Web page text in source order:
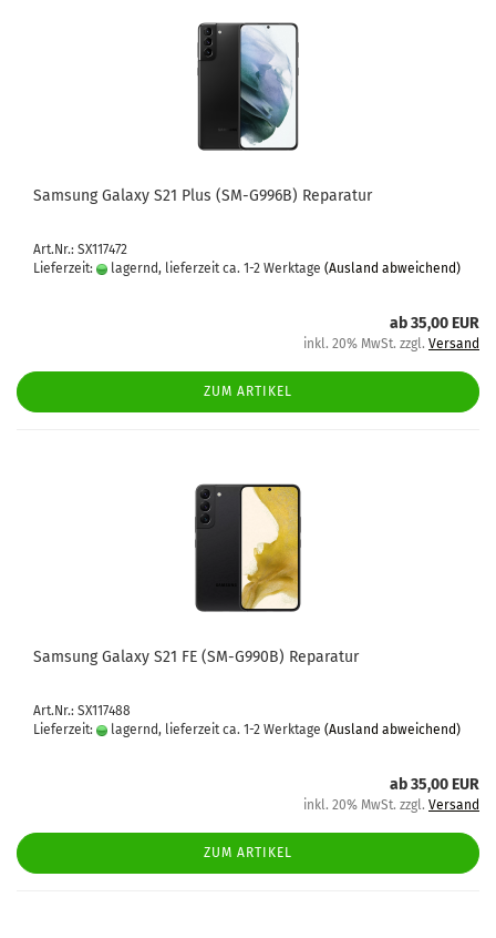
Sam­sung Ga­la­xy S21 Plus (SM-​G996B) Re­pa­ra­tur
Art.Nr.: SX117472
Lieferzeit:
lagernd, lieferzeit ca. 1-2 Werktage (Ausland abweichend)
ab 35,00 EUR
inkl. 20% MwSt. zzgl. Versand
ZUM ARTIKEL
Sam­sung Ga­la­xy S21 FE (SM-​G990B) Re­pa­ra­tur
Art.Nr.: SX117488
Lieferzeit:
lagernd, lieferzeit ca. 1-2 Werktage (Ausland abweichend)
ab 35,00 EUR
inkl. 20% MwSt. zzgl. Versand
ZUM ARTIKEL